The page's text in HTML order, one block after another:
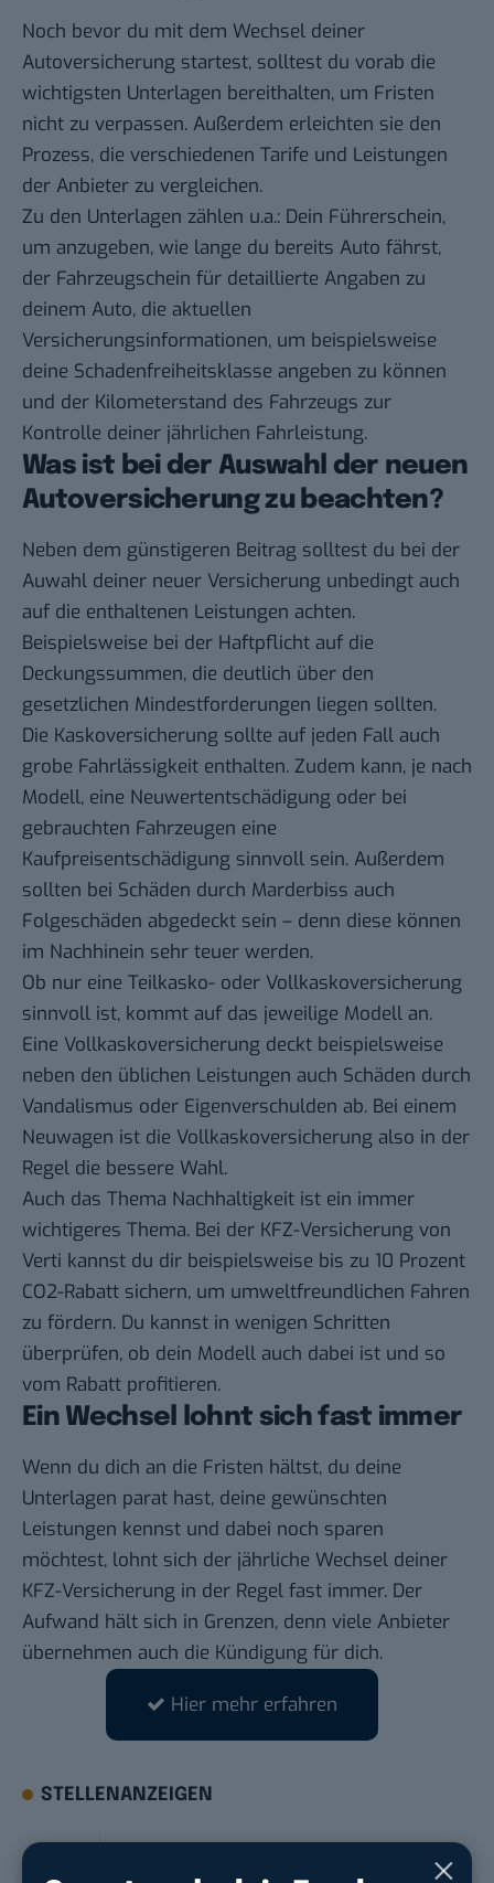
Noch bevor du mit dem Wechsel deiner
Autoversicherung startest, solltest du vorab die
wichtigsten Unterlagen bereithalten, um Fristen
nicht zu verpassen. Außerdem erleichten sie den
Prozess, die verschiedenen Tarife und Leistungen
der Anbieter zu vergleichen.
Zu den Unterlagen zählen u.a.: Dein Führerschein,
um anzugeben, wie lange du bereits Auto fährst,
der Fahrzeugschein für detaillierte Angaben zu
deinem Auto, die aktuellen
Versicherungsinformationen, um beispielsweise
deine Schadenfreiheitsklasse angeben zu können
und der Kilometerstand des Fahrzeugs zur
Kontrolle deiner jährlichen Fahrleistung.
Was ist bei der Auswahl der neuen
Autoversicherung zu beachten?
Neben dem günstigeren Beitrag solltest du bei der
Auwahl deiner neuer Versicherung unbedingt auch
auf die enthaltenen Leistungen achten.
Beispielsweise bei der Haftpflicht auf die
Deckungssummen, die deutlich über den
gesetzlichen Mindestforderungen liegen sollten.
Die Kaskoversicherung sollte auf jeden Fall auch
grobe Fahrlässigkeit enthalten. Zudem kann, je nach
Modell, eine Neuwertentschädigung oder bei
gebrauchten Fahrzeugen eine
Kaufpreisentschädigung sinnvoll sein. Außerdem
sollten bei Schäden durch Marderbiss auch
Folgeschäden abgedeckt sein – denn diese können
im Nachhinein sehr teuer werden.
Ob nur eine Teilkasko- oder Vollkaskoversicherung
sinnvoll ist, kommt auf das jeweilige Modell an.
Eine Vollkaskoversicherung deckt beispielsweise
neben den üblichen Leistungen auch Schäden durch
Vandalismus oder Eigenverschulden ab. Bei einem
Neuwagen ist die Vollkaskoversicherung also in der
Regel die bessere Wahl.
Auch das Thema Nachhaltigkeit ist ein immer
wichtigeres Thema. Bei der KFZ-Versicherung von
Verti kannst du dir beispielsweise bis zu 10 Prozent
CO2-Rabatt sichern, um umweltfreundlichen Fahren
zu fördern. Du kannst in wenigen Schritten
überprüfen, ob dein Modell auch dabei ist und so
vom Rabatt profitieren.
Ein Wechsel lohnt sich fast immer
Wenn du dich an die Fristen hältst, du deine
Unterlagen parat hast, deine gewünschten
Leistungen kennst und dabei noch sparen
möchtest, lohnt sich der jährliche Wechsel deiner
KFZ-Versicherung in der Regel fast immer. Der
Aufwand hält sich in Grenzen, denn viele Anbieter
übernehmen auch die Kündigung für dich.
Hier mehr erfahren
STELLENANZEIGEN